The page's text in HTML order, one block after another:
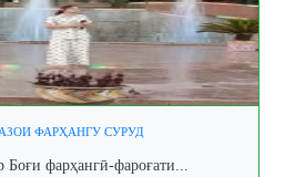
ФАРҲАНГУ СУРУД
Боғи фарҳангӣ-фароғати...